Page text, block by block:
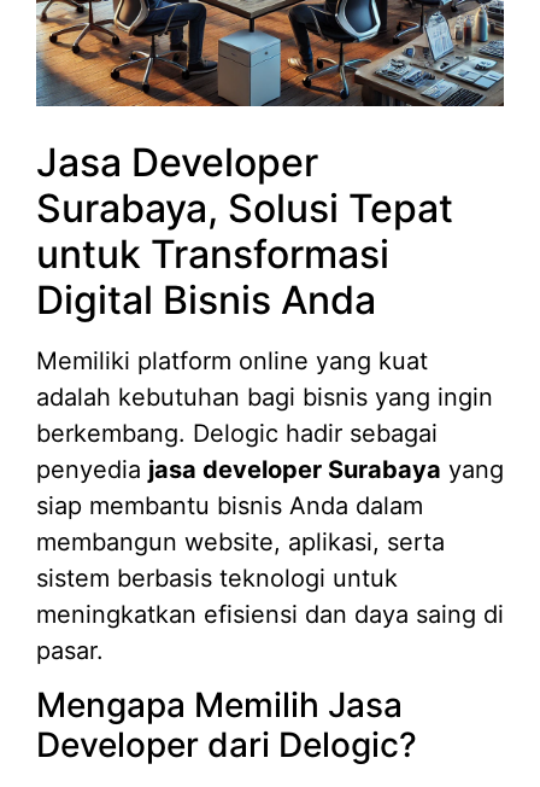
Jasa Developer
Surabaya, Solusi Tepat
untuk Transformasi
Digital Bisnis Anda
Memiliki platform online yang kuat
adalah kebutuhan bagi bisnis yang ingin
berkembang. Delogic hadir sebagai
penyedia jasa developer Surabaya yang
siap membantu bisnis Anda dalam
membangun website, aplikasi, serta
sistem berbasis teknologi untuk
meningkatkan efisiensi dan daya saing di
pasar.
Mengapa Memilih Jasa
Developer dari Delogic?